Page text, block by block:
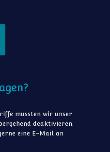
mussten wir unser
deaktivieren.
eine E-Mail an